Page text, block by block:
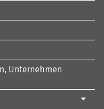
Unternehmen